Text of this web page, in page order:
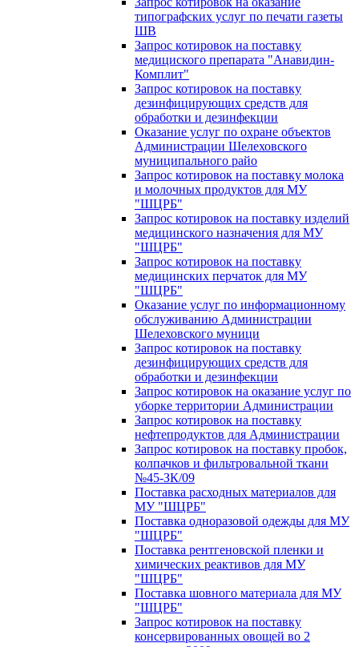
типографских услуг по печати газеты
ШВ
Запрос котировок на поставку
медициского препарата "Анавидин-
Комплит"
Запрос котировок на поставку
дезинфицирующих средств для
обработки и дезинфекции
Оказание услуг по охране объектов
Администрации Шелеховского
муниципального райо
Запрос котировок на поставку молока
и молочных продуктов для МУ
"ШЦРБ"
Запрос котировок на поставку изделий
медицинского назначения для МУ
"ШЦРБ"
Запрос котировок на поставку
медицинских перчаток для МУ
"ШЦРБ"
Оказание услуг по информационному
обслуживанию Администрации
Шелеховского муници
Запрос котировок на поставку
дезинфицирующих средств для
обработки и дезинфекции
Запрос котировок на оказание услуг по
уборке территории Администрации
Запрос котировок на поставку
нефтепродуктов для Администрации
Запрос котировок на поставку пробок,
колпачков и фильтровальной ткани
№45-ЗК/09
Поставка расходных материалов для
МУ "ШЦРБ"
Поставка одноразовой одежды для МУ
"ШЦРБ"
Поставка рентгеновской пленки и
химических реактивов для МУ
"ШЦРБ"
Поставка шовного материала для МУ
"ШЦРБ"
Запрос котировок на поставку
консервированных овощей во 2